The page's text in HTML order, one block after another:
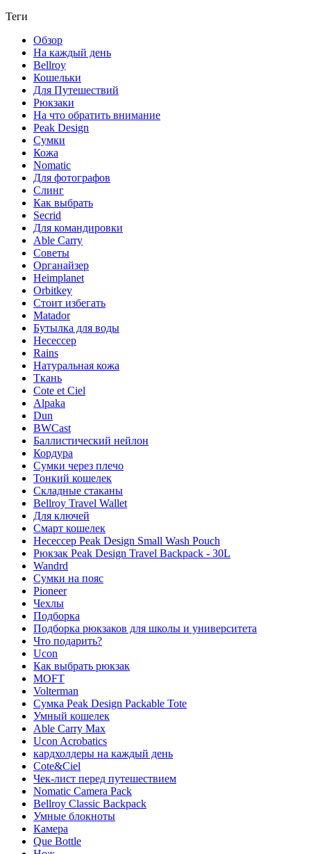
Теги
Обзор
На каждый день
Bellroy
Кошельки
Для Путешествий
Рюкзаки
На что обратить внимание
Peak Design
Сумки
Кожа
Nomatic
Для фотографов
Слинг
Как выбрать
Secrid
Для командировки
Able Carry
Советы
Органайзер
Heimplanet
Orbitkey
Стоит избегать
Matador
Бутылка для воды
Несессер
Rains
Натуральная кожа
Ткань
Cote et Ciel
Alpaka
Dun
BWCast
Баллистический нейлон
Кордура
Сумки через плечо
Тонкий кошелек
Складные стаканы
Bellroy Travel Wallet
Для ключей
Смарт кошелек
Несессер Peak Design Small Wash Pouch
Рюкзак Peak Design Travel Backpack - 30L
Wandrd
Сумки на пояс
Pioneer
Чехлы
Подборка
Подборка рюкзаков для школы и университета
Что подарить?
Ucon
Как выбрать рюкзак
MOFT
Volterman
Сумка Peak Design Packable Tote
Умный кошелек
Able Carry Max
Ucon Acrobatics
кардхолдеры на каждый день
Cote&Ciel
Чек-лист перед путешествием
Nomatic Camera Pack
Bellroy Classic Backpack
Умные блокноты
Камера
Que Bottle